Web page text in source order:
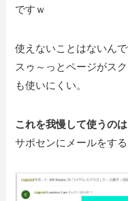
ですｗ
使えないことはないん
スゥ～っとページがス
も使いにくい。
これを我慢して使うの
サポセンにメールをする